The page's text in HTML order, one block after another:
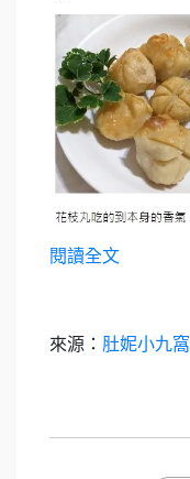
閱讀全文
來源： 肚妮小九窩